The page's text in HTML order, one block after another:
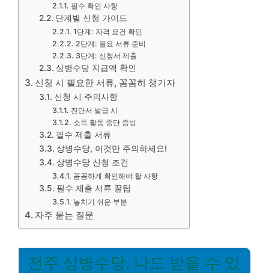
필수 확인 사항
단계별 신청 가이드
1단계: 자격 요건 확인
2단계: 필요 서류 준비
3단계: 신청서 제출
상병수당 지급액 확인
신청 시 필요한 서류, 꼼꼼히 챙기자
신청 시 주의사항
진단서 발급 시
소득 활동 중단 증빙
필수 제출 서류
상병수당, 이것만 주의하세요!
상병수당 신청 조건
꼼꼼하게 확인해야 할 사항
필수 제출 서류 꿀팁
놓치기 쉬운 부분
자주 묻는 질문
전주 상병수당, 나도 받을 수 있